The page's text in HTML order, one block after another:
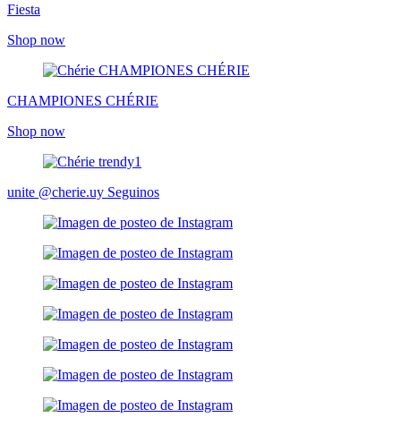
Fiesta
Shop now
CHAMPIONES CHÉRIE
Shop now
unite @cherie.uy Seguinos